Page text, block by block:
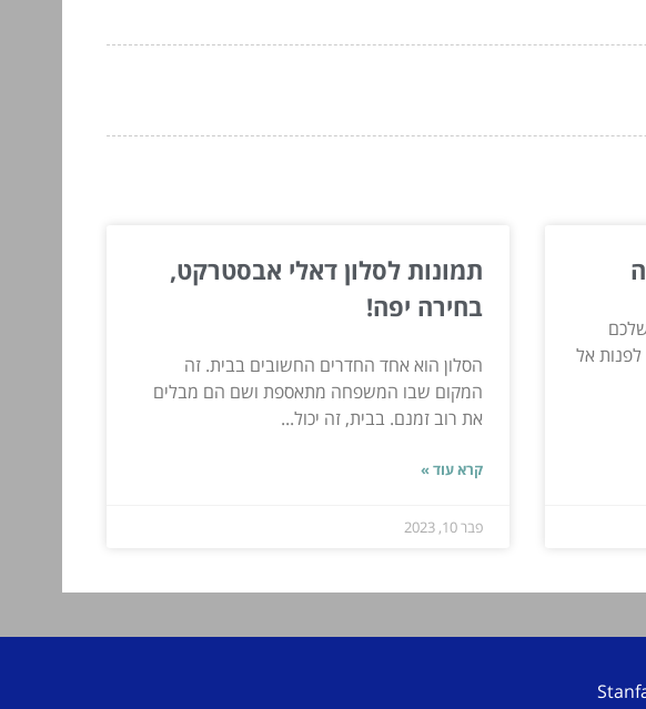
אל
תמונות לסלון דאלי אבסטרקט,
בחירה יפה!
הסלון הוא אחד החדרים החשובים בבית. זה
המקום שבו המשפחה מתאספת ושם הם מבלים
את רוב זמנם. בבית, זה יכול...
קרא עוד »
פבר 10, 2023